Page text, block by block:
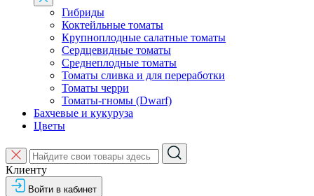
Гибриды
Коктейльные томаты
Крупноплодные салатные томаты
Сердцевидные томаты
Среднеплодные томаты
Томаты сливка и для переработки
Томаты черри
Томаты-гномы (Dwarf)
Бахчевые и кукуруза
Цветы
Клиенту
Войти в кабинет